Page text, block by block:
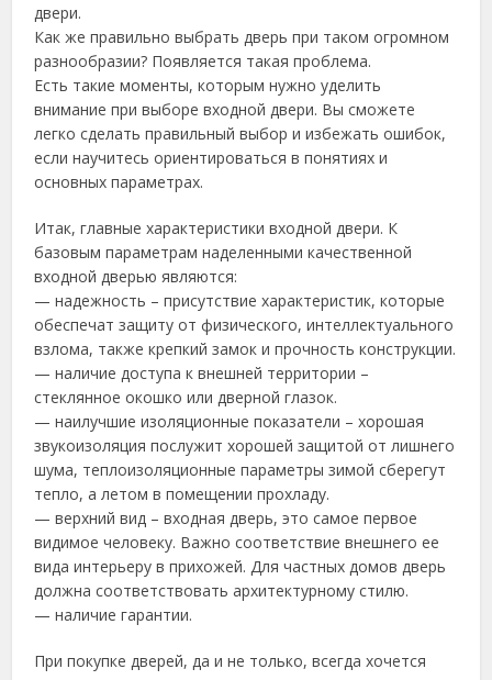
двери.
Как же правильно выбрать дверь при таком огромном
разнообразии? Появляется такая проблема.
Есть такие моменты, которым нужно уделить
внимание при выборе входной двери. Вы сможете
легко сделать правильный выбор и избежать ошибок,
если научитесь ориентироваться в понятиях и
основных параметрах.
Итак, главные характеристики входной двери. К
базовым параметрам наделенными качественной
входной дверью являются:
— надежность – присутствие характеристик, которые
обеспечат защиту от физического, интеллектуального
взлома, также крепкий замок и прочность конструкции.
— наличие доступа к внешней территории –
стеклянное окошко или дверной глазок.
— наилучшие изоляционные показатели – хорошая
звукоизоляция послужит хорошей защитой от лишнего
шума, теплоизоляционные параметры зимой сберегут
тепло, а летом в помещении прохладу.
— верхний вид – входная дверь, это самое первое
видимое человеку. Важно соответствие внешнего ее
вида интерьеру в прихожей. Для частных домов дверь
должна соответствовать архитектурному стилю.
— наличие гарантии.
При покупке дверей, да и не только, всегда хочется